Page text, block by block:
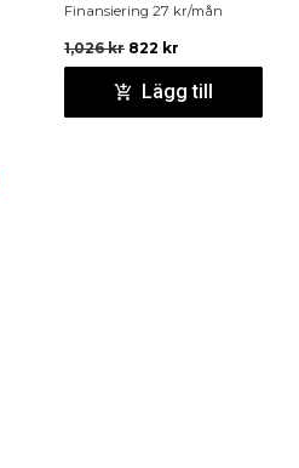
Finansiering 27 kr/mån
1,026kr 822 kr
Lägg till